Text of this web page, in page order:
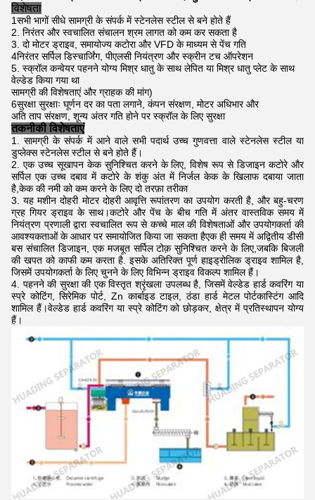
विशेषता
1सभी भागों सीधे सामग्री के संपर्क में स्टेनलेस स्टील से बने होते हैं
2. निरंतर और स्वचालित संचालन श्रम लागत को कम कर सकता है
3. दो मोटर ड्राइव, समायोज्य कटोरा और VFD के माध्यम से पेंच गति
4निरंतर सर्पिल डिस्चार्जिंग, पीएलसी नियंत्रण और स्क्रीन टच ऑपरेशन
5. स्क्रॉल कन्वेयर पहनने योग्य मिश्र धातु के साथ लेपित या मिश्र धातु प्लेट के साथ
वेल्डेड किया गया था
सामग्री की विशेषताएं और ग्राहक की मांग)
6सुरक्षा सुरक्षाः घूर्णन दर का पता लगाने, कंपन संरक्षण, मोटर अधिभार और
अति ताप संरक्षण, शून्य अंतर गति होने पर स्क्रॉल के लिए सुरक्षा
तकनीकी विशेषताएं
सामग्री के संपर्क में आने वाले सभी पदार्थ उच्च गुणवत्ता वाले स्टेनलेस स्टील या
डुप्लेक्स स्टेनलेस स्टील से बने होते हैं।
एक उच्च सूखापन केक सुनिश्चित करने के लिए, विशेष रूप से डिजाइन कटोरे और
सर्पिल एक उच्च दबाव में कटोरे के शंकु अंत में निर्जल केक के खिलाफ दबाया जाता
है,केक की नमी को कम करने के लिए दो तरफ़ा तरीका
यह मशीन दोहरी मोटर दोहरी आवृत्ति रूपांतरण का उपयोग करती है, और बहु-चरण
ग्रह गियर ड्राइव के साथ।कटोरे और पेंच के बीच गति में अंतर वास्तविक समय में
नियंत्रण प्रणाली द्वारा स्वचालित रूप से कच्चे माल की विशेषताओं और उपयोगकर्ता की
आवश्यकताओं के आधार पर समायोजित किया जा सकता हैएक ही समय में अद्वितीय डीसी
बस संचालित डिजाइन, एक मजबूत सर्पिल टोक़ सुनिश्चित करने के लिए,जबकि बिजली
की खपत को काफी कम करता है. इसके अतिरिक्त पूर्ण हाइड्रोलिक ड्राइव शामिल है,
जिसमें उपयोगकर्ता के लिए चुनने के लिए विभिन्न ड्राइव विकल्प शामिल हैं।
पहनने की सुरक्षा की एक विस्तृत श्रृंखला उपलब्ध है, जिसमें वेल्डेड हार्ड कवरिंग या
स्प्रे कोटिंग, सिरेमिक पोर्ट, Zn कार्बाइड टाइल, ठंडा हार्ड मेटल पोर्टकास्टिंग आदि
शामिल हैं।वेल्डेड हार्ड कवरिंग या स्प्रे कोटिंग को छोड़कर, क्षेत्र में प्रतिस्थापन योग्य
हैं।